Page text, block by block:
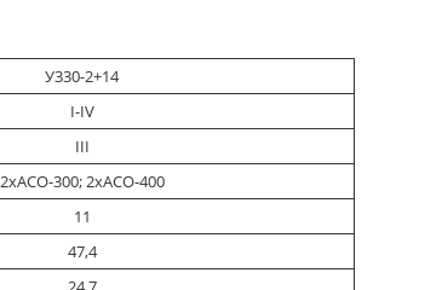
У330-2+14
I-IV
III
2хАСО-300; 2хАСО-400
11
47,4